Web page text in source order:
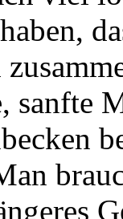
sanfte